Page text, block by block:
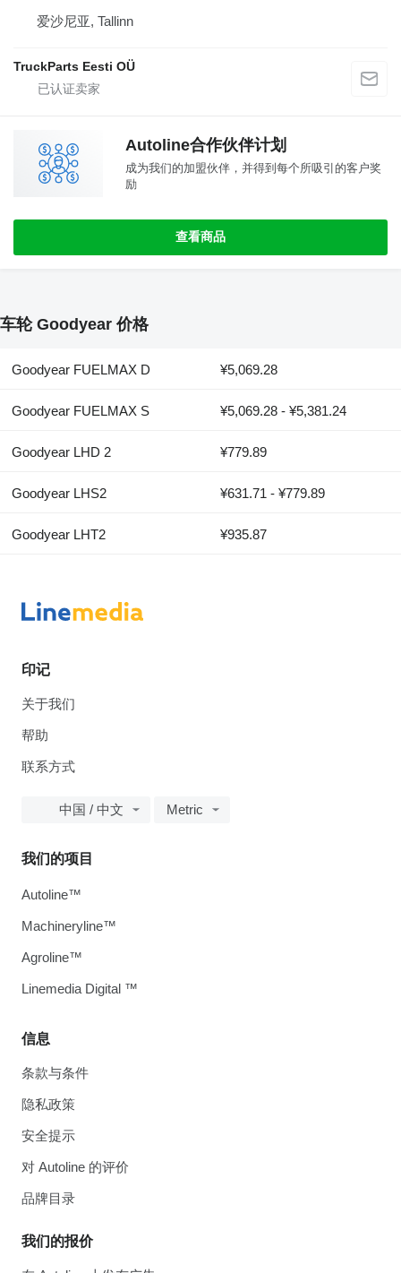
爱沙尼亚, Tallinn
TruckParts Eesti OÜ
Autoline合作伙伴计划
成为我们的加盟伙伴，并得到每个所吸引的客户奖
励
查看商品
车轮 Goodyear 价格
Goodyear FUELMAX D ¥5,069.28
Goodyear FUELMAX S ¥5,069.28 - ¥5,381.24
Goodyear LHD 2 ¥779.89
Goodyear LHS2 ¥631.71 - ¥779.89
Goodyear LHT2 ¥935.87
印记
关于我们
帮助
联系方式
中国 / 中文 Metric
信息
条款与条件
隐私政策
安全提示
对 Autoline 的评价
品牌目录
我们的报价
我们的项目
Autoline™
Machineryline™
Agroline™
Linemedia Digital ™